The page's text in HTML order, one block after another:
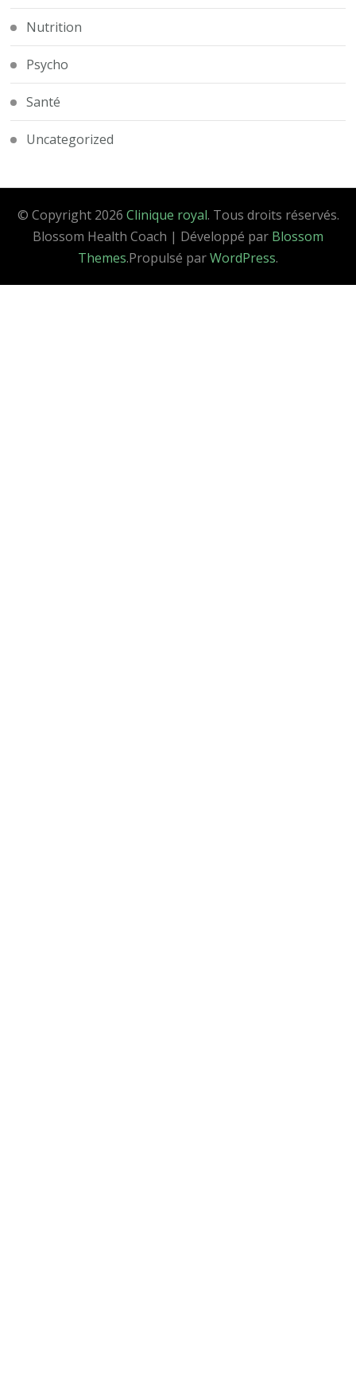
Nutrition
Psycho
Santé
Uncategorized
© Copyright 2026 Clinique royal. Tous droits réservés.
Blossom Health Coach | Développé par Blossom
Themes.Propulsé parWordPress.